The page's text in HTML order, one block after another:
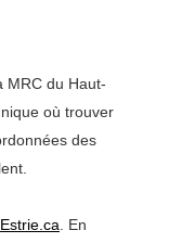
MRC du Haut-
où trouver
des
. En